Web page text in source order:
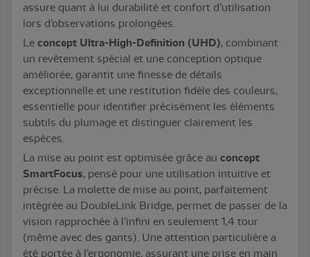
assure quant à lui durabilité et confort d’utilisation
lors d’observations prolongées.
Le concept Ultra-High-Definition (UHD), combinant
un revêtement spécial et une conception optique
améliorée, garantit une finesse de détails
exceptionnelle et une restitution fidèle des couleurs,
essentielle pour identifier précisément les éléments
subtils du plumage et distinguer clairement les
espèces.
La mise au point est optimisée grâce au concept
SmartFocus, pensé pour une utilisation intuitive et
précise. La molette de mise au point, parfaitement
intégrée au DoubleLink Bridge, permet de passer de la
vision rapprochée à l’infini en seulement 1,4 tour
(même avec des gants). Une attention particulière a
été portée à l’ergonomie, assurant une prise en main